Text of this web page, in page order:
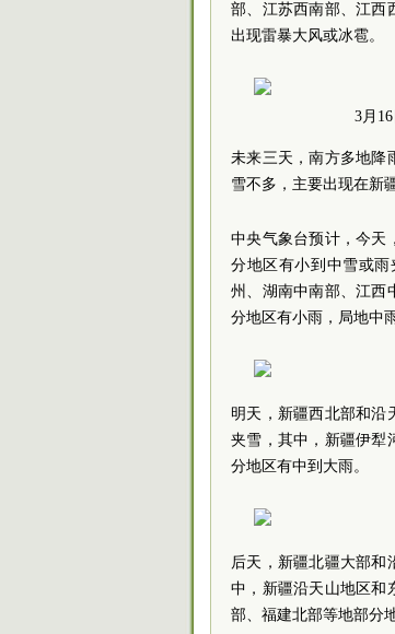
部、江苏西南部、江西
出现雷暴大风或冰雹。
3月
未来三天，南方多地降
雪不多，主要出现在新
中央气象台预计，今天
分地区有小到中雪或
州、湖南中南部、江西
分地区有小雨，局地中雨
明天，新疆西北部和沿
夹雪，其中，新疆伊犁
分地区有中到大雨。
后天，新疆北疆大部和
中，新疆沿天山地区和
部、福建北部等地部分